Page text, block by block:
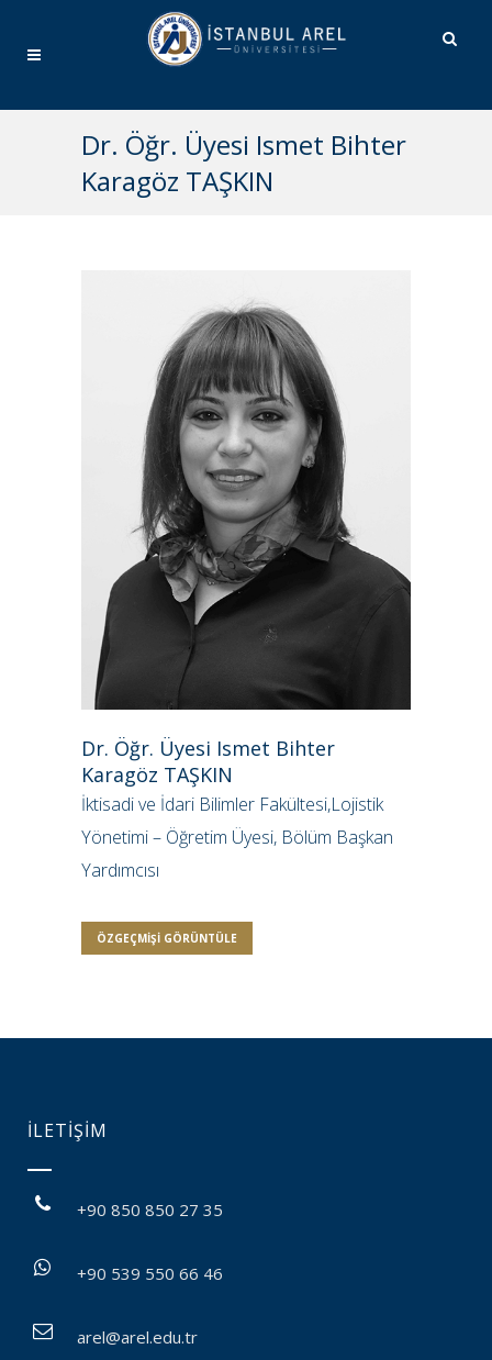
Dr. Öğr. Üyesi Ismet Bihter
Karagöz TAŞKIN
Dr. Öğr. Üyesi Ismet Bihter
Karagöz TAŞKIN
İktisadi ve İdari Bilimler Fakültesi,Lojistik
Yönetimi – Öğretim Üyesi, Bölüm Başkan
Yardımcısı
ÖZGEÇMIŞI GÖRÜNTÜLE
İLETİŞİM
+90 850 850 27 35
+90 539 550 66 46
arel@arel.edu.tr